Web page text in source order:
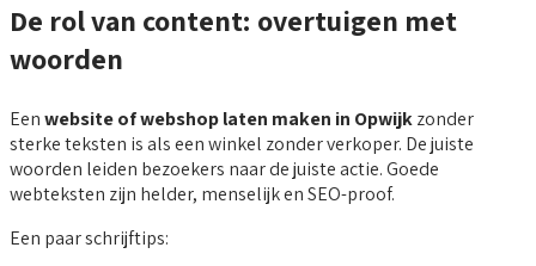
De rol van content: overtuigen met
woorden
Eenwebsite of webshop laten maken in Opwijkzonder
sterke teksten is als een winkel zonder verkoper. De juiste
woorden leiden bezoekers naar de juiste actie. Goede
webteksten zijn helder, menselijk en SEO-proof.
Een paar schrijftips: